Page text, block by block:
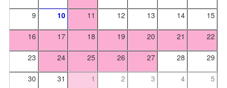
9 10 11 12 13 14 15
16 17 18 19 20 21 22
23 24 25 26 27 28 29
30 31 1 2 3 4 5